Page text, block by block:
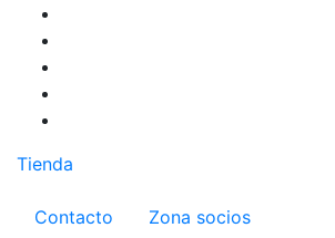
Pasar
contenido
principal
Tienda
Menú del compte
Contacto
Zona socios